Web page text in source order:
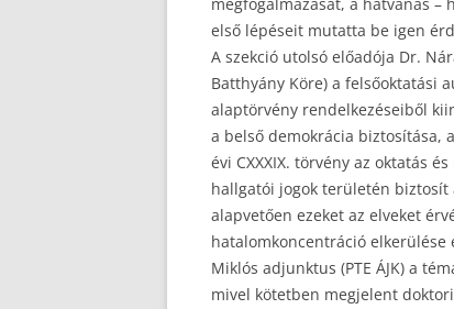
első lépéseit mutatta be igen
A szekció utolsó előadója Dr.
Batthyány Köre) a felsőoktatási
alaptörvény rendelkezéseiből
a belső demokrácia biztosítása,
évi CXXXIX. törvény az oktatás
hallgatói jogok területén
alapvetően ezeket az elveket
hatalomkoncentráció elkerülése
Miklós adjunktus (PTE ÁJK) a
mivel kötetben megjelent